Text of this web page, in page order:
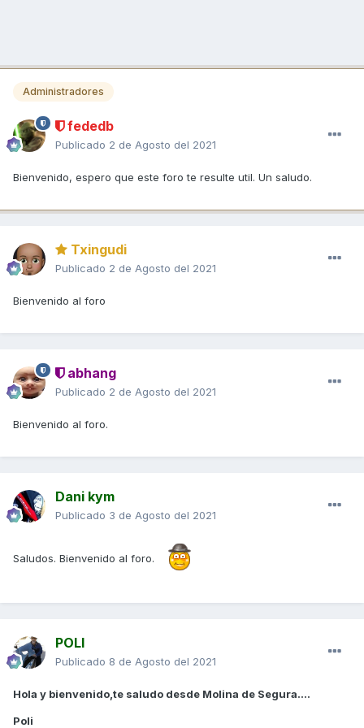
Administradores
fededb
Publicado 2 de Agosto del 2021
Bienvenido, espero que este foro te resulte util. Un saludo.
Txingudi
Publicado 2 de Agosto del 2021
Bienvenido al foro
abhang
Publicado 2 de Agosto del 2021
Bienvenido al foro.
Dani kym
Publicado 3 de Agosto del 2021
Saludos. Bienvenido al foro.
POLI
Publicado 8 de Agosto del 2021
Hola y bienvenido,te saludo desde Molina de Segura....
Poli